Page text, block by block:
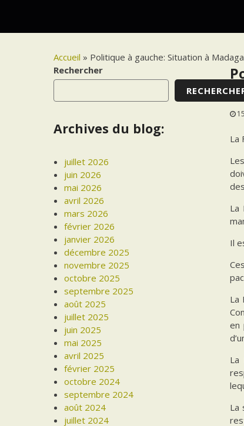
Accueil » Politique à gauche: Situation à
La
La
Il
La
en
La
La
Rechercher
Archives du blog:
juillet 2026
juin 2026
mai 2026
avril 2026
mars 2026
février 2026
janvier 2026
décembre 2025
novembre 2025
octobre 2025
septembre 2025
août 2025
juillet 2025
juin 2025
mai 2025
avril 2025
février 2025
octobre 2024
septembre 2024
août 2024
juillet 2024